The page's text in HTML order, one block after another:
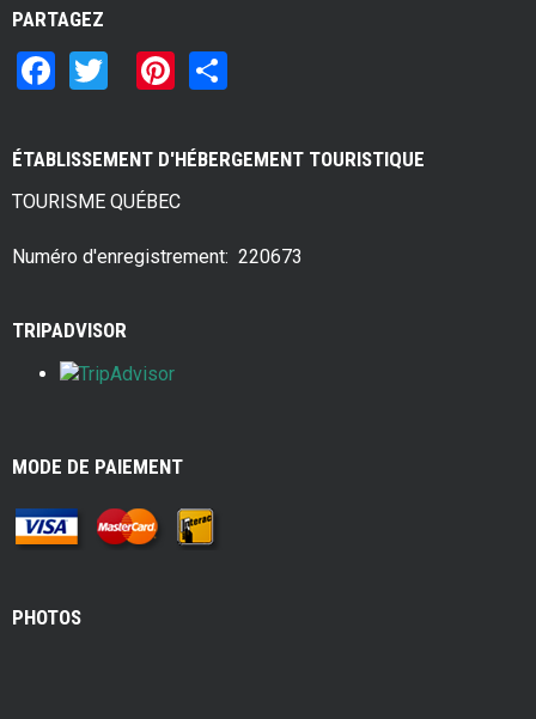
PARTAGEZ
F
ce
b
o
o
tt
er
Pi
er
es
t
ar
ÉTABLISSEMENT D'HÉBERGEMENT TOURISTIQUE
TOURISME QUÉBEC
Numéro d'enregistrement: 220673
TRIPADVISOR
MODE DE PAIEMENT
PHOTOS